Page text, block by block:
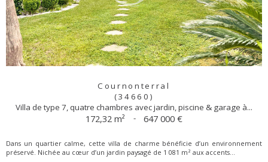
Cournonterral
(34660)
Villa de type 7, quatre chambres avec jardin, piscine & garage à...
172,32 m² - 647 000 €
Dans un quartier calme, cette villa de charme bénéficie d’un environnement
préservé. Nichée au cœur d’un jardin paysagé de 1 081 m² aux accents...